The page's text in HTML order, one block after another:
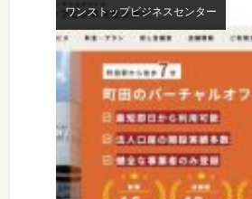
ワンストップビジネスセンター